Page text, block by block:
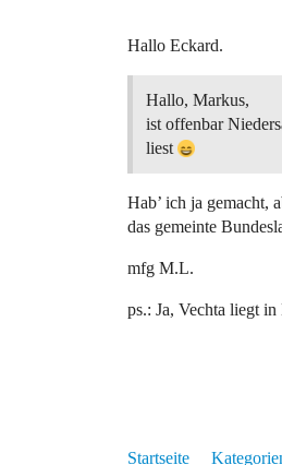
Hallo Eckard.
Hallo, Markus,
ist offenbar
liest
Hab’ ich ja gemacht,
das gemeinte
mfg M.L.
ps.: Ja, Vechta liegt in
Startseite